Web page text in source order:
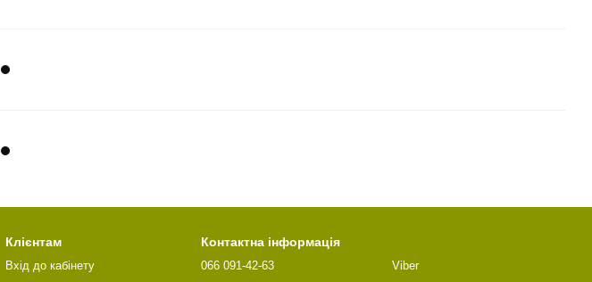
Клієнтам
Вхід до кабінету
Контактна інформація
066 091-42-63 Viber